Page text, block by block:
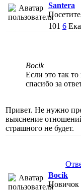
Santera
101 6
Bocik
Если это так то
спасибо за
Привет. Не нужно
выяснение
страшного не будет.
Bocik
Новичок